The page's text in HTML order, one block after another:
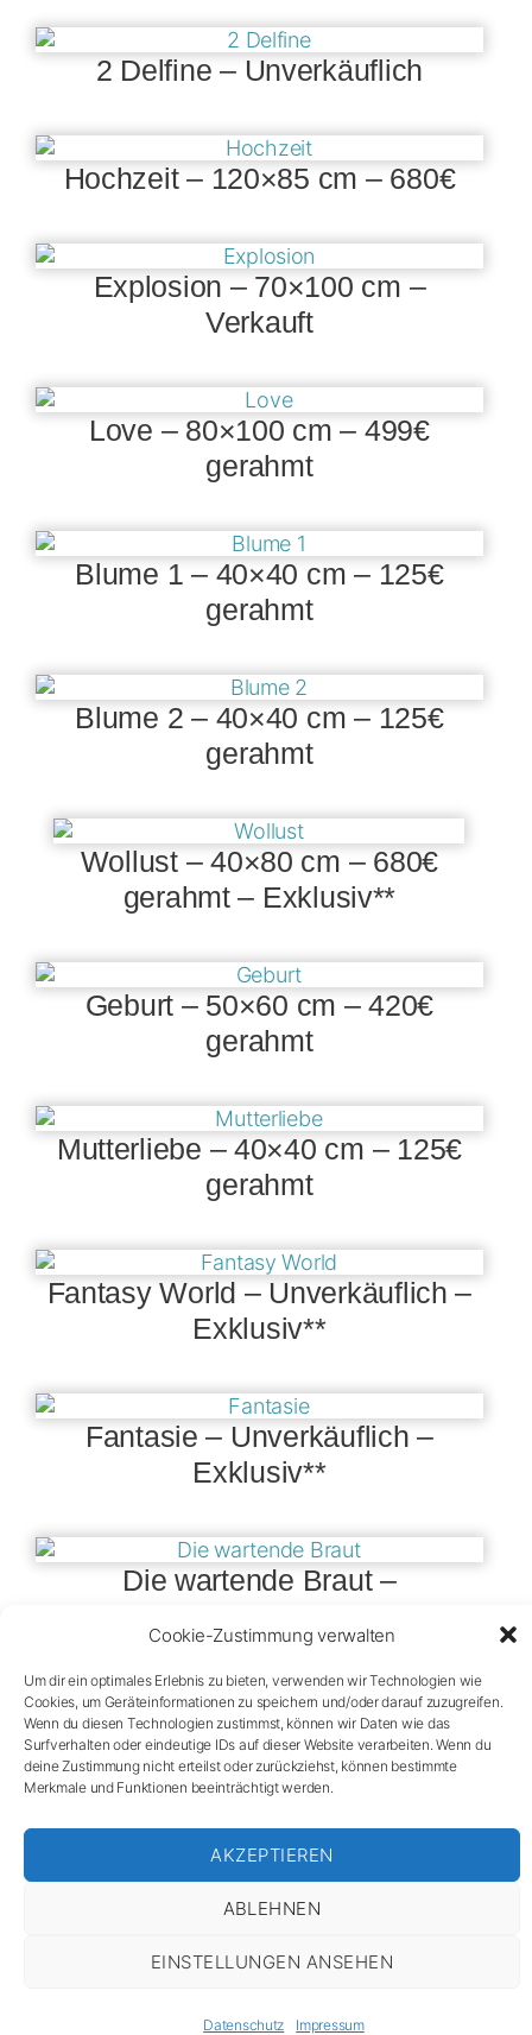
Cookie-Zustimmung verwalten
Um dir ein optimales Erlebnis zu bieten, verwenden wir Technologien wie
Cookies, um Geräteinformationen zu speichern und/oder darauf zuzugreifen.
Wenn du diesen Technologien zustimmst, können wir Daten wie das
Surfverhalten oder eindeutige IDs auf dieser Website verarbeiten. Wenn du
deine Zustimmung nicht erteilst oder zurückziehst, können bestimmte
Merkmale und Funktionen beeinträchtigt werden.
AKZEPTIEREN
ABLEHNEN
EINSTELLUNGEN ANSEHEN
Datenschutz Impressum
2 Delfine – Unverkäuflich
Hochzeit – 120×85 cm – 680€
Explosion – 70×100 cm –
Verkauft
Love – 80×100 cm – 499€
gerahmt
Blume 1 – 40×40 cm – 125€
gerahmt
Blume 2 – 40×40 cm – 125€
gerahmt
Wollust – 40×80 cm – 680€
gerahmt – Exklusiv**
Geburt – 50×60 cm – 420€
gerahmt
Mutterliebe – 40×40 cm – 125€
gerahmt
Fantasy World – Unverkäuflich –
Exklusiv**
Fantasie – Unverkäuflich –
Exklusiv**
Die wartende Braut –
Zum Shop „Extravagantes“
**= Limitierte Auflage (100 Exemplare)
= Exklusive Auflage (300 Exemplare)